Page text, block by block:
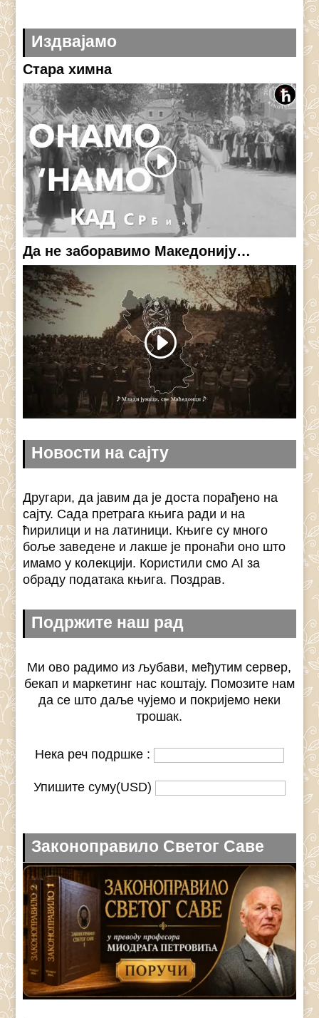
Издвајамо
Стара химна
Да не заборавимо Македонију…
Новости на сајту
Другари, да јавим да је доста порађено на
сајту. Сада претрага књига ради и на
ћирилици и на латиници. Књиге су много
боље заведене и лакше је пронаћи оно што
имамо у колекцији. Користили смо AI за
обраду података књига. Поздрав.
Подржите наш рад
Ми ово радимо из љубави, међутим сервер,
бекап и маркетинг нас коштају. Помозите нам
да се што даље чујемо и покријемо неки
трошак.
Нека реч подршке :
Упишите суму(USD)
Законоправило Светог Саве